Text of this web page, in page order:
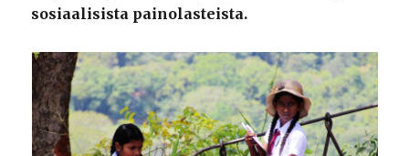
sosiaalisista painolasteista.